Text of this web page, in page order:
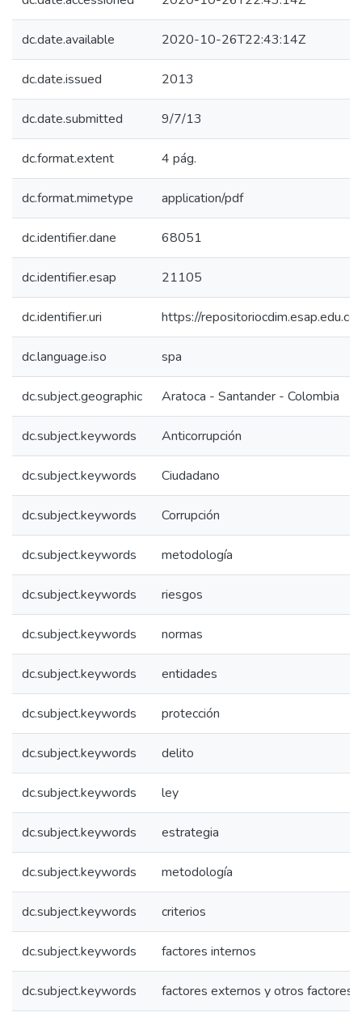
dc.date.available 2020-10-26T22:43:14Z
dc.date.issued 2013
dc.date.submitted 9/7/13
dc.format.extent 4 pág.
dc.format.mimetype application/pdf
dc.identifier.dane 68051
dc.identifier.esap 21105
dc.identifier.uri https://
dc.language.iso spa
dc.subject.geographic Aratoca - Santander - Colombia
dc.subject.keywords Anticorrupción
dc.subject.keywords Ciudadano
dc.subject.keywords Corrupción
dc.subject.keywords metodología
dc.subject.keywords riesgos
dc.subject.keywords normas
dc.subject.keywords entidades
dc.subject.keywords protección
dc.subject.keywords delito
dc.subject.keywords ley
dc.subject.keywords estrategia
dc.subject.keywords metodología
dc.subject.keywords criterios
dc.subject.keywords factores internos
dc.subject.keywords factores externos y otros factores